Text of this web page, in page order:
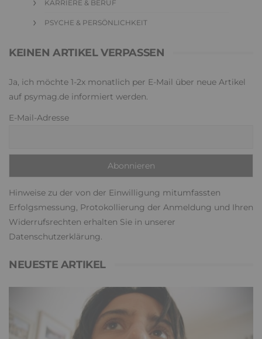
KARRIERE & BERUF
PSYCHE & PERSÖNLICHKEIT
KEINEN ARTIKEL VERPASSEN
Ja, ich möchte 1-2x monatlich per E-Mail über neue Artikel
auf psymag.de informiert werden.
E-Mail-Adresse
Hinweise zu der von der Einwilligung mitumfassten
Erfolgsmessung, Protokollierung der Anmeldung und Ihren
Widerrufsrechten erhalten Sie in unserer
Datenschutzerklärung.
NEUESTE ARTIKEL